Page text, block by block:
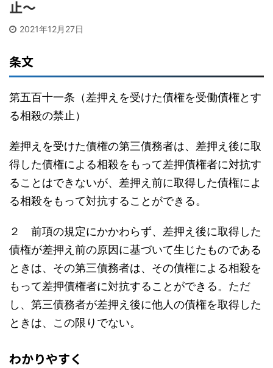
止〜
2021年12月27日
条文
第五百十一条（差押えを受けた債権を受働債権とす
る相殺の禁止）
差押えを受けた債権の第三債務者は、差押え後に取
得した債権による相殺をもって差押債権者に対抗す
ることはできないが、差押え前に取得した債権によ
る相殺をもって対抗することができる。
２ 前項の規定にかかわらず、差押え後に取得した
債権が差押え前の原因に基づいて生じたものである
ときは、その第三債務者は、その債権による相殺を
もって差押債権者に対抗することができる。ただ
し、第三債務者が差押え後に他人の債権を取得した
ときは、この限りでない。
わかりやすく